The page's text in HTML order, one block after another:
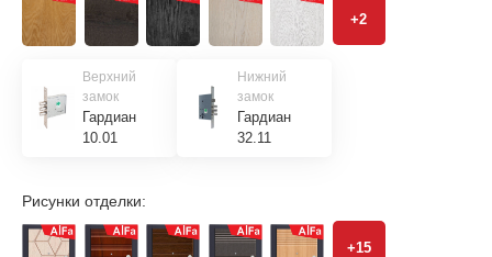
+2
Верхний
замок
Гардиан
10.01
Нижний
замок
Гардиан
32.11
Рисунки отделки:
+15